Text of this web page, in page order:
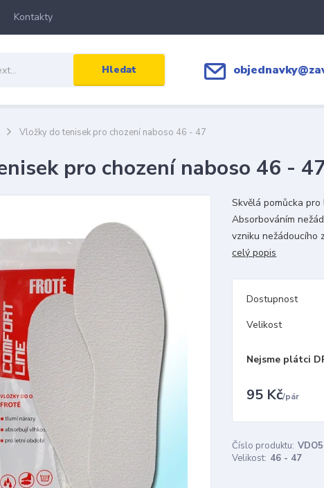
Kontakty
Hledat
Vložky do tenisek pro chození naboso 46 - 47
pro chození naboso 46 -
Skvělá pomůcka
Absorbováním
vzniku nežádoucího
celý popis
Dostupnost
Velikost
Nejsme plátci
95 Kč/pár
Číslo produktu:
Velikost: 46 - 47